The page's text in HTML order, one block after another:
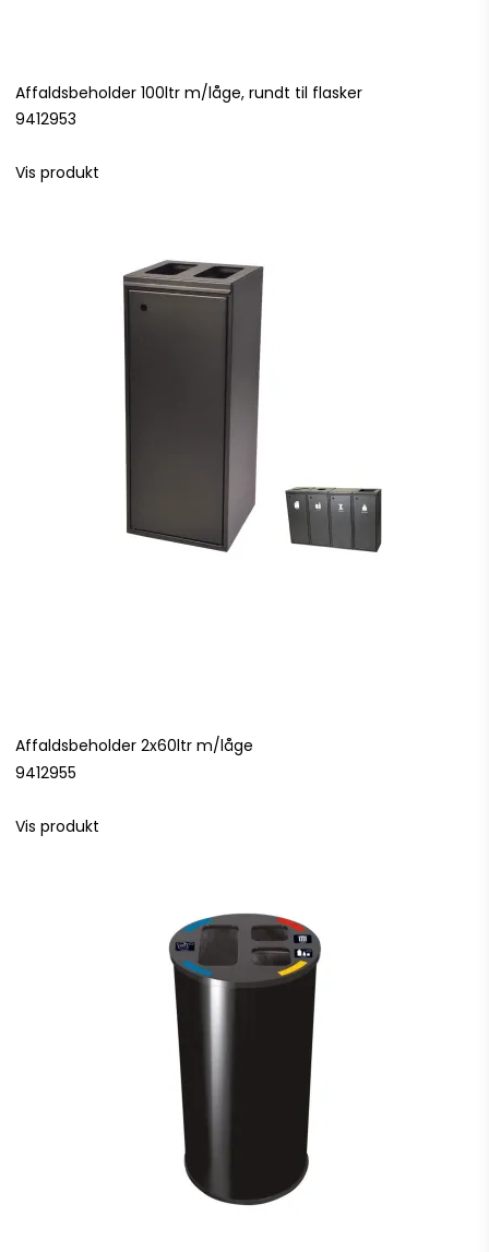
Affaldsbeholder 100ltr m/låge, rundt til flasker
9412953
Vis produkt
Affaldsbeholder 2x60ltr m/låge
9412955
Vis produkt